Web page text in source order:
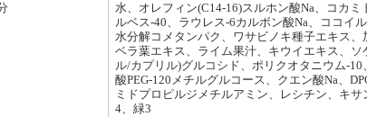
水、オレフィン(C14-16)スルホン酸Na、コカ
ルベス-40、ラウレス-6カルボン酸Na、ココイ
水分解コメタンパク、ワサビノキ種子エキス
ベラ葉エキス、ライム果汁、キウイエキス、
ル/カプリル)グルコシド、ポリクオタニウム-
酸PEG-120メチルグルコース、クエン酸Na、
ミドプロピルジメチルアミン、レシチン、キ
4、緑3